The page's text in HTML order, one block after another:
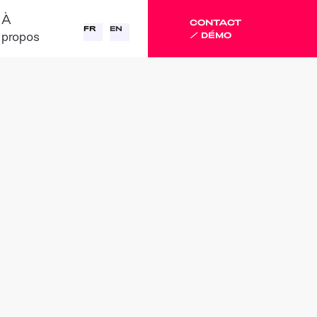
À
propos
FR EN
CONTACT
/ DÉMO